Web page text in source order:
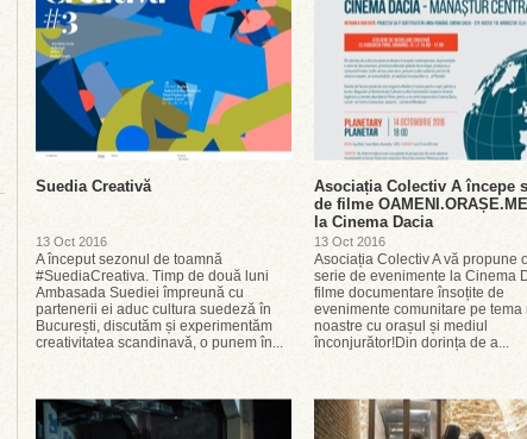
Suedia Creativă
13 Oct 2016
A început sezonul de toamnă
#SuediaCreativa. Timp de două luni
Ambasada Suediei împreună cu
partenerii ei aduc cultura suedeză în
București, discutăm și experimentăm
creativitatea scandinavă, o punem în...
Asociația Colectiv A începe
de filme
la Cinema Dacia
13 Oct 2016
Asociația Colectiv A vă propune
serie de evenimente la Cinema
filme documentare însoțite de
evenimente comunitare pe tema
noastre cu orașul și mediul
înconjurător!Din dorința de a...